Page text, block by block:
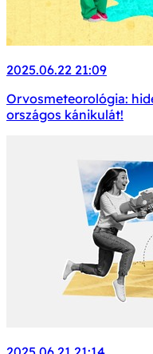
2025.06.22 21:09
Orvosmeteorológia:
országos kánikulát!